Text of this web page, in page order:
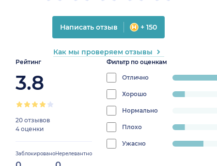
Рейтинг
3.8
20 отзывов
4 оценки
ЗаблокированоНерелевантно
Фильтр по оценкам
Отлично
progress:
62.5%
Хорошо
8.333333333333332%
Нормально
0%
Плохо
progress:
8.333333333333332%
Ужасно
20.833333333333336%
Написать отзыв + 150
Как мы проверяем отзывы